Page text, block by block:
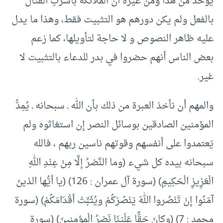
بالفعل ولم يكن دورهم هو التثبيت فقط، وهذا ما يدل
عليه ظاهر النصوص و لا حاجة لتأويلها، كما زعم
بعض الناس أنهم حضروا في بدر للدعاء بالتثبيت لا
غير.
والمهم أن نأخذ العبرة من ذلك بأن الله ـ سبحانه ـ يُمِدُّ
المؤمنين الصادقين بوسائل النصر إن استغاثوه ولم
يَعتمدوا على أنفسهم وقوتهم ناسين ربهم ، فالله
سبحانه بيده كل شيء (وما النَّصْرُ إلَّا مِنْ عِنْدِ اللهِ
الْعَزِيزِ الْحَكِيمِ) (سورة آل عمران : 126) (يا أيُّها الذينَ
آمَنُوا إنْ تَنْصُروا اللهَ يَنْصُرْكُمْ ويُثَبِّتْ أقْدَامَكُمْ) (سورة